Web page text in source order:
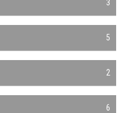
3
5
2
6